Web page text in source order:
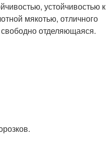
устойчивостью к
мякотью, отличного
отделяющаяся.